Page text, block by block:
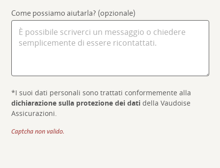
Come possiamo aiutarla? (opzionale)
*I suoi dati personali sono trattati conformemente alla
dichiarazione sulla protezione dei datidella Vaudoise
Assicurazioni.
Captcha non valido.